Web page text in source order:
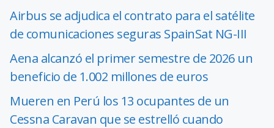
Airbus se adjudica el contrato para el satélite
de comunicaciones seguras SpainSat NG-III
Aena alcanzó el primer semestre de 2026 un
beneficio de 1.002 millones de euros
Mueren en Perú los 13 ocupantes de un
Cessna Caravan que se estrelló cuando